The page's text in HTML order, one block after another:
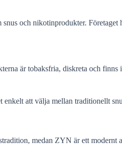
och nikotinprodukter.
är tobaksfria, diskreta och
enkelt att välja mellan traditionellt
medan ZYN är ett